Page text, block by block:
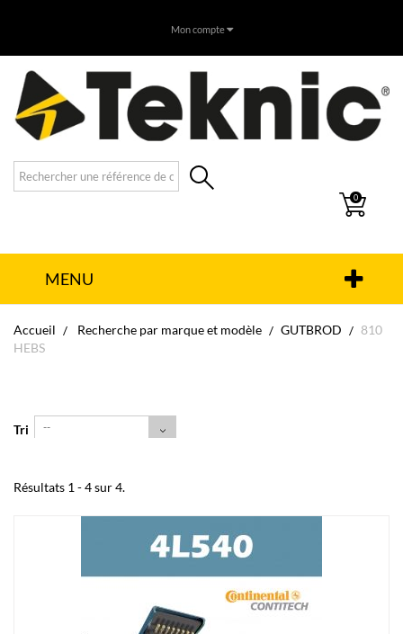
Mon compte
0
MENU
Accueil Recherche par marque et modèle GUTBROD
810
HEBS
Tri --
Résultats 1 - 4 sur 4.